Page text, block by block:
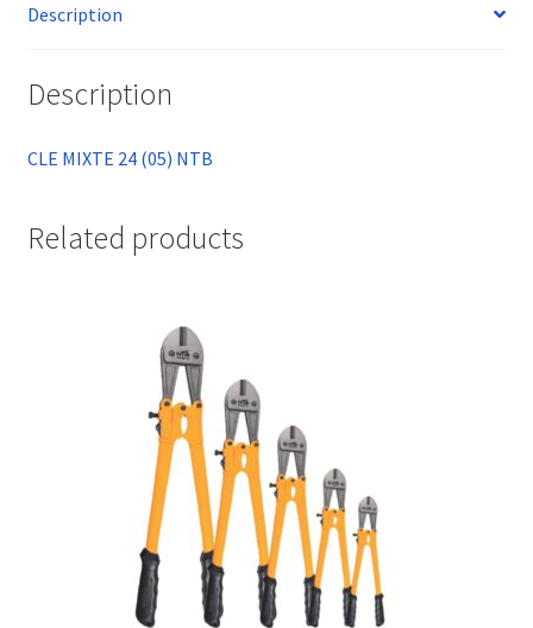
Description
Description
CLE MIXTE 24 (05) NTB
Related products